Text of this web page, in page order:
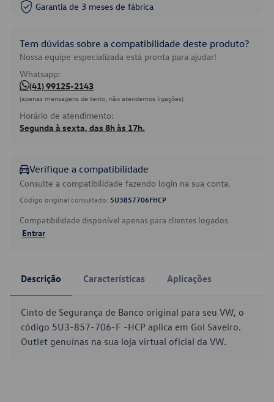
Garantia de 3 meses de fábrica
Tem dúvidas sobre a compatibilidade deste produto?
Nossa equipe especializada está pronta para ajudar!
Whatsapp:
(41) 99125-2143
(apenas mensagens de texto, não atendemos ligações)
Horário de atendimento:
Segunda à sexta, das 8h às 17h.
Verifique a compatibilidade
Consulte a compatibilidade fazendo login na sua conta.
Código original consultado: 5U3857706FHCP
Compatibilidade disponível apenas para clientes logados.
Entrar
Descrição Características Aplicações
Cinto de Segurança de Banco original para seu VW, o
código 5U3-857-706-F -HCP aplica em Gol Saveiro.
Outlet genuínas na sua loja virtual oficial da VW.